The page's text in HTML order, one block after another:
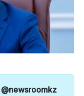
@newsroomkz